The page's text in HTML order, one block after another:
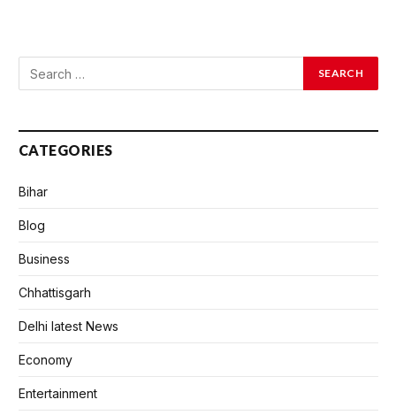
CATEGORIES
Bihar
Blog
Business
Chhattisgarh
Delhi latest News
Economy
Entertainment